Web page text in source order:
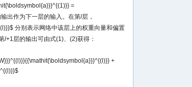
=
出作为下一层的输入。在第l层，
分别表示网络中该层上的权重向量和偏置
l+1层的输出可由式(1)、(2)获得：
+